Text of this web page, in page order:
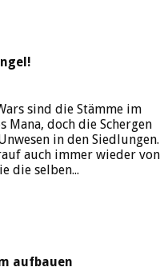
sind die Stämme im
doch die Schergen
in den Siedlungen.
auch immer wieder von
die selben...
aufbauen